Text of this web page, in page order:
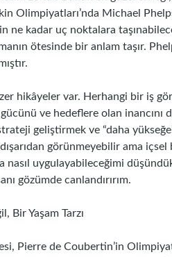
Olimpiyatları’nda Michael
ne kadar uç noktalara
ötesinde bir anlam taşır.
hikâyeler var. Herhangi bir iş
gücünü ve hedeflere olan
geliştirmek ve “daha
görünmeyebilir ama
nasıl uygulayabileceğimi
gözümde canlandırırım.
Bir Yaşam Tarzı
Pierre de Coubertin’in